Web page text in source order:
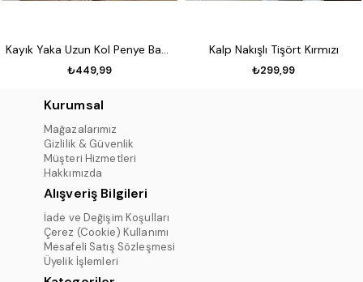
Kayık Yaka Uzun Kol Penye Badi Koyu kahve
₺449,99
Kalp Nakışlı Tişört Kırmızı
₺299,99
Kurumsal
Mağazalarımız
Gizlilik & Güvenlik
Müşteri Hizmetleri
Hakkımızda
Alışveriş Bilgileri
İade ve Değişim Koşulları
Çerez (Cookie) Kullanımı
Mesafeli Satış Sözleşmesi
Üyelik İşlemleri